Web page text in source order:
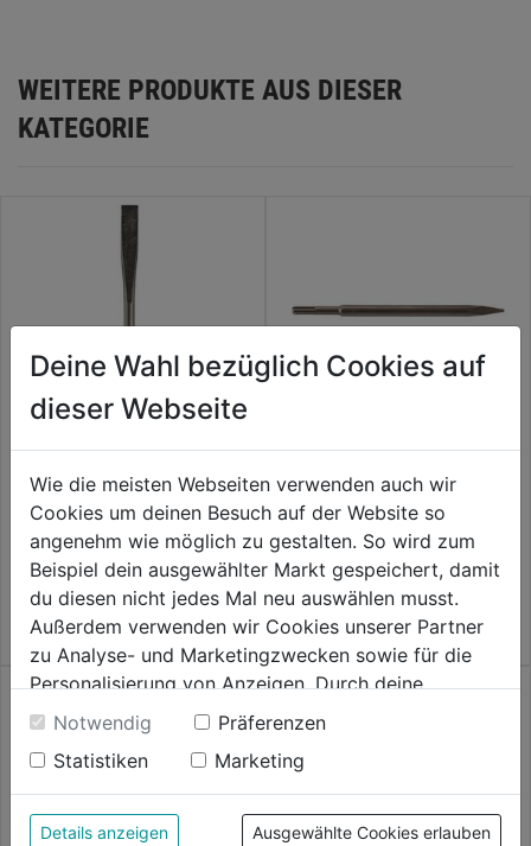
WEITERE PRODUKTE AUS DIESER
KATEGORIE
Flachmeißel SDS-plus schmal
180x18mm
0.0 (0)
0.0
von
Sternen.
18,59€
Spitzmeißel SDS-plus DM
14,0mm
0.0 (0)
0.0
von
5
Sternen.
18,59€
Deine Wahl bezüglich Cookies auf
dieser Webseite
Wie die meisten Webseiten verwenden auch wir
Cookies um deinen Besuch auf der Website so
angenehm wie möglich zu gestalten. So wird zum
Beispiel dein ausgewählter Markt gespeichert, damit
du diesen nicht jedes Mal neu auswählen musst.
Außerdem verwenden wir Cookies unserer Partner
zu Analyse- und Marketingzwecken sowie für die
Personalisierung von Anzeigen. Durch deine
Einwilligung werden die Daten von Drittanbieter,
unter anderem auch in den USA, verarbeitet.
Durch Klick auf "Alle Cookies erlauben" stimmst du
der Verwendung aller Cookies zu. Unter "Details
anzeigen" findest du alle Infos zu den
Notwendig
Präferenzen
Statistiken
Marketing
Details anzeigen Ausgewählte Cookies erlauben